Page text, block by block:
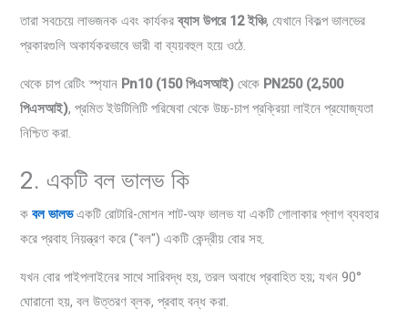
তারা সবচেয়ে লাভজনক এবং কার্যকরব্যাস উপরে 12 ইঞ্চি, যেখানে বিকল্প ভালভের
প্রকারগুলি অকার্যকরভাবে ভারী বা ব্যয়বহুল হয়ে ওঠে.
থেকে চাপ রেটিং স্প্যান Pn10 (150 পিএসআই) থেকে PN250 (2,500
পিএসআই), প্রমিত ইউটিলিটি পরিষেবা থেকে উচ্চ-চাপ প্রক্রিয়া লাইনে প্রযোজ্যতা
নিশ্চিত করা.
2. একটি বল ভালভ কি
কবল ভালভএকটি রোটারি-মোশন শাট-অফ ভালভ যা একটি গোলাকার প্লাগ ব্যবহার
করে প্রবাহ নিয়ন্ত্রণ করে ("বল") একটি কেন্দ্রীয় বোর সহ.
যখন বোর পাইপলাইনের সাথে সারিবদ্ধ হয়, তরল অবাধে প্রবাহিত হয়; যখন 90°
ঘোরানো হয়, বল উত্তরণ ব্লক, প্রবাহ বন্ধ করা.